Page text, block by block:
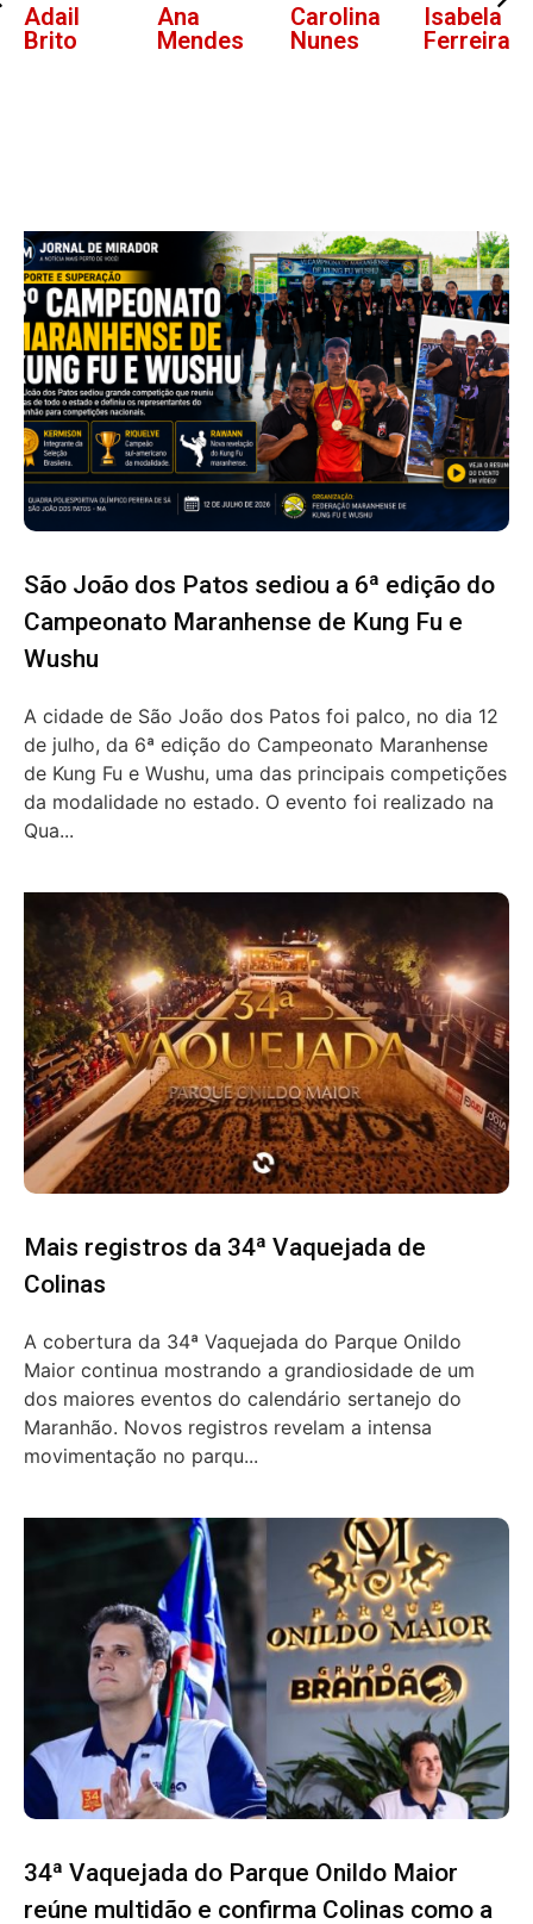
Ana
Mendes
Carolina
Nunes
Isabela
Ferreira
Lucas
Oliveira
São João dos Patos sediou a 6ª edição do
Campeonato Maranhense de Kung Fu e
Wushu
A cidade de São João dos Patos foi palco, no dia 12
de julho, da 6ª edição do Campeonato Maranhense
de Kung Fu e Wushu, uma das principais competições
da modalidade no estado. O evento foi realizado na
Qua...
Mais registros da 34ª Vaquejada de
Colinas
A cobertura da 34ª Vaquejada do Parque Onildo
Maior continua mostrando a grandiosidade de um
dos maiores eventos do calendário sertanejo do
Maranhão. Novos registros revelam a intensa
movimentação no parqu...
34ª Vaquejada do Parque Onildo Maior
reúne multidão e confirma Colinas como a